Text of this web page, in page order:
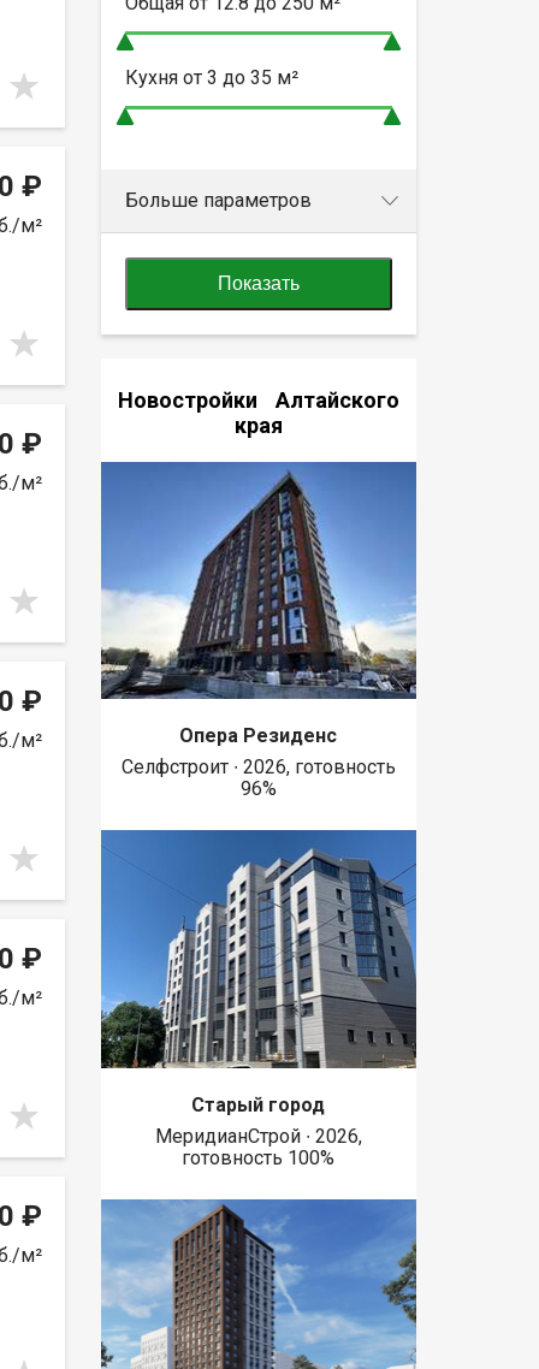
₽
м²
₽
м²
₽
м²
₽
м²
₽
м²
Кухня от 3 до 35 м²
Больше параметров
Показать
Новостройки Алтайского
края
Опера Резиденс
Селфстроит ∙ 2026, готовность
96%
Старый город
МеридианСтрой ∙ 2026,
готовность 100%